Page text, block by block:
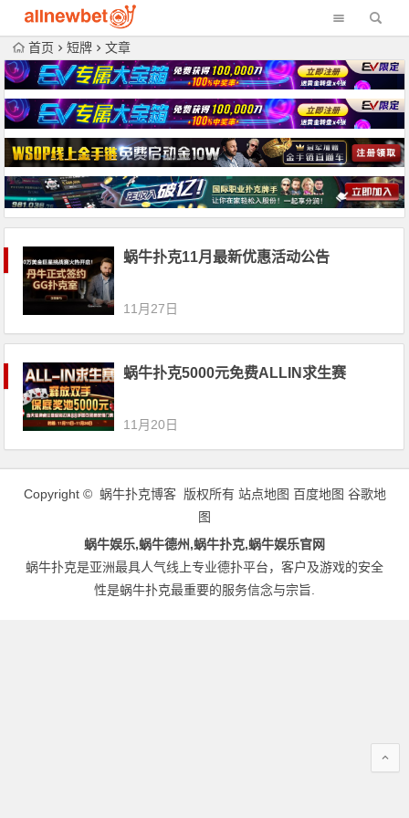
首页 短牌 文章
蜗牛扑克11月最新优惠活动公告
11月27日
蜗牛扑克5000元免费ALLIN求生赛
11月20日
Copyright © 蜗牛扑克博客 版权所有 站点地图 百度地图 谷歌地
图
蜗牛娱乐,蜗牛德州,蜗牛扑克,蜗牛娱乐官网
蜗牛扑克是亚洲最具人气线上专业德扑平台，客户及游戏的安全
性是蜗牛扑克最重要的服务信念与宗旨.